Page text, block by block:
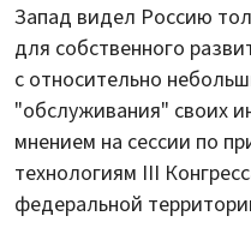
Запад видел Россию
для собственного
с относительно
"обслуживания" своих
мнением на сессии по
технологиям III
федеральной